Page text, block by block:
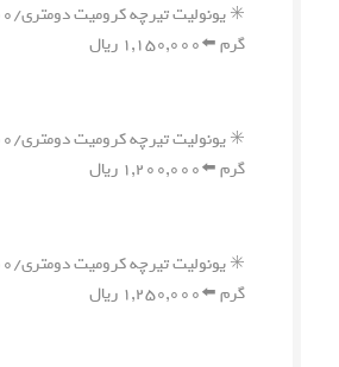
گرم ⬅️۱,۱۵۰,۰۰۰ ریال
گرم ⬅️۱,۲۰۰,۰۰۰ ریال
گرم ⬅️۱,۲۵۰,۰۰۰ ریال